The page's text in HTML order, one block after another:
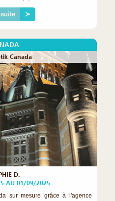
≻
Canada
D.
AU 01/09/2025
sur mesure grâce à l'agence